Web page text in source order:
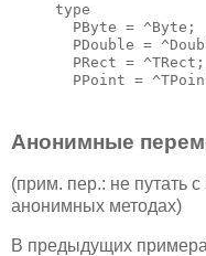
type
  PByte = ^Byte;
PDouble =
  PRect = ^TRect;
PPoint =
Анонимные
(прим. пер.: не путать
анонимных методах)
В предыдущих